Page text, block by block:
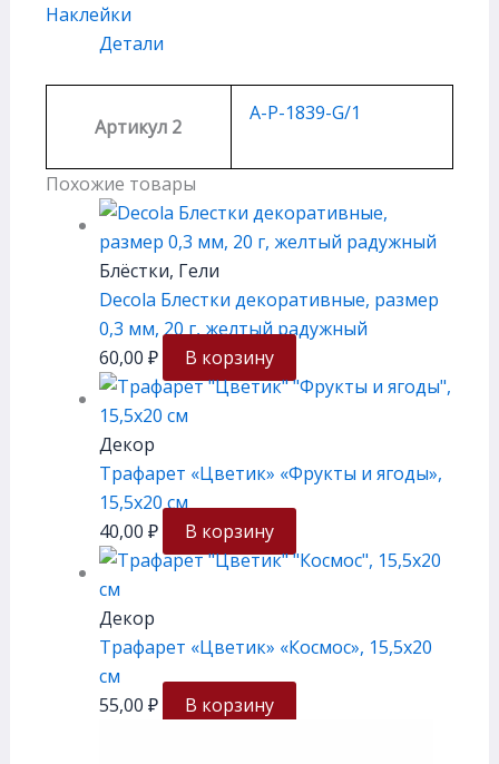
Наклейки
Детали
Артикул 2
A-P-1839-G/1
Похожие товары
Блёстки, Гели
Decola Блестки декоративные, размер
0,3 мм, 20 г, желтый радужный
60,00 ₽ В корзину
Декор
Трафарет «Цветик» «Фрукты и ягоды»,
15,5х20 см
40,00 ₽ В корзину
Декор
Трафарет «Цветик» «Космос», 15,5х20
см
55,00 ₽ В корзину